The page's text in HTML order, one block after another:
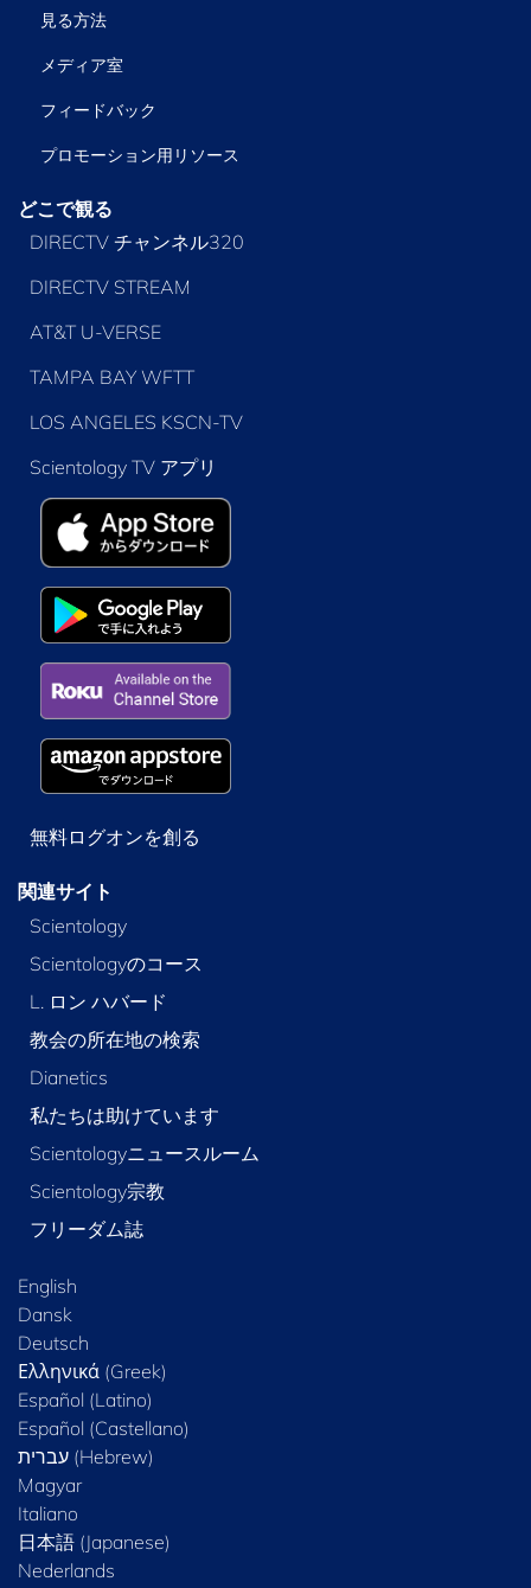
見る方法
メディア室
フィードバック
プロモーション用リソース
どこで観る
DIRECTV チャンネル320
DIRECTV STREAM
AT&T U-VERSE
TAMPA BAY WFTT
LOS ANGELES KSCN-TV
Scientology TV アプリ
無料ログオンを創る
関連サイト
Scientology
Scientologyのコース
L. ロン ハバード
教会の所在地の検索
Dianetics
私たちは助けています
Scientologyニュースルーム
Scientology宗教
フリーダム誌
English
Dansk
Deutsch
Ελληνικά (Greek)
Español (Latino)
Español (Castellano)
Magyar
Italiano
日本語 (Japanese)
Nederlands